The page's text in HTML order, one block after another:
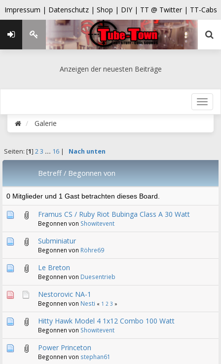
Impressum | Datenschutz | Shop | DIY | TT @ Twitter | TT-Cabs
Anzeigen der neuesten Beiträge
Galerie
Seiten: [1] 2 3 ... 16| Nach unten
Betreff/ Begonnen von
0 Mitglieder und 1 Gast betrachten dieses Board.
Framus CS / Ruby Riot Bubinga Class A 30 Watt
Begonnen von Showitevent
Subminiatur
Begonnen von Röhre69
Le Breton
Begonnen von Duesentrieb
Nestorovic NA-1
Begonnen von Nesti « 1 2 3 »
Hitty Hawk Model 4 1x12 Combo 100 Watt
Begonnen von Showitevent
Power Princeton
Begonnen von stephan61